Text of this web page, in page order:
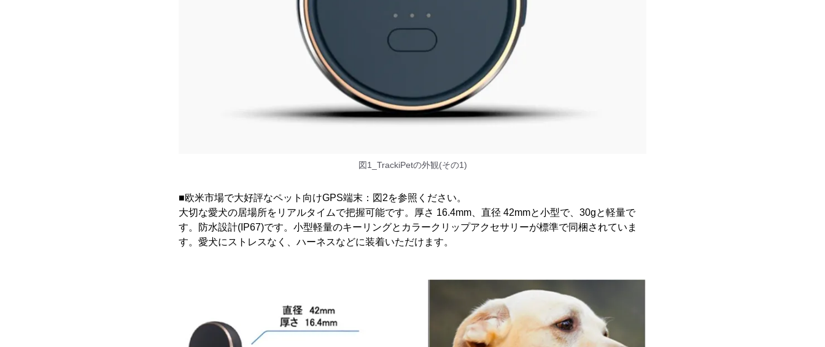
図1_TrackiPetの外観(その1)
■欧米市場で大好評なペット向けGPS端末：図2を参照ください。
大切な愛犬の居場所をリアルタイムで把握可能です。厚さ 16.4mm、直径 42mmと小型で、30gと軽量で
す。防水設計(IP67)です。小型軽量のキーリングとカラークリップアクセサリーが標準で同梱されていま
す。愛犬にストレスなく、ハーネスなどに装着いただけます。